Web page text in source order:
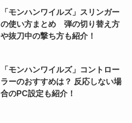
「モンハンワイルズ」スリンガー
の使い方まとめ 弾の切り替え方
や抜刀中の撃ち方も紹介！
「モンハンワイルズ」コントロー
ラーのおすすめは？ 反応しない場
合のPC設定も紹介！